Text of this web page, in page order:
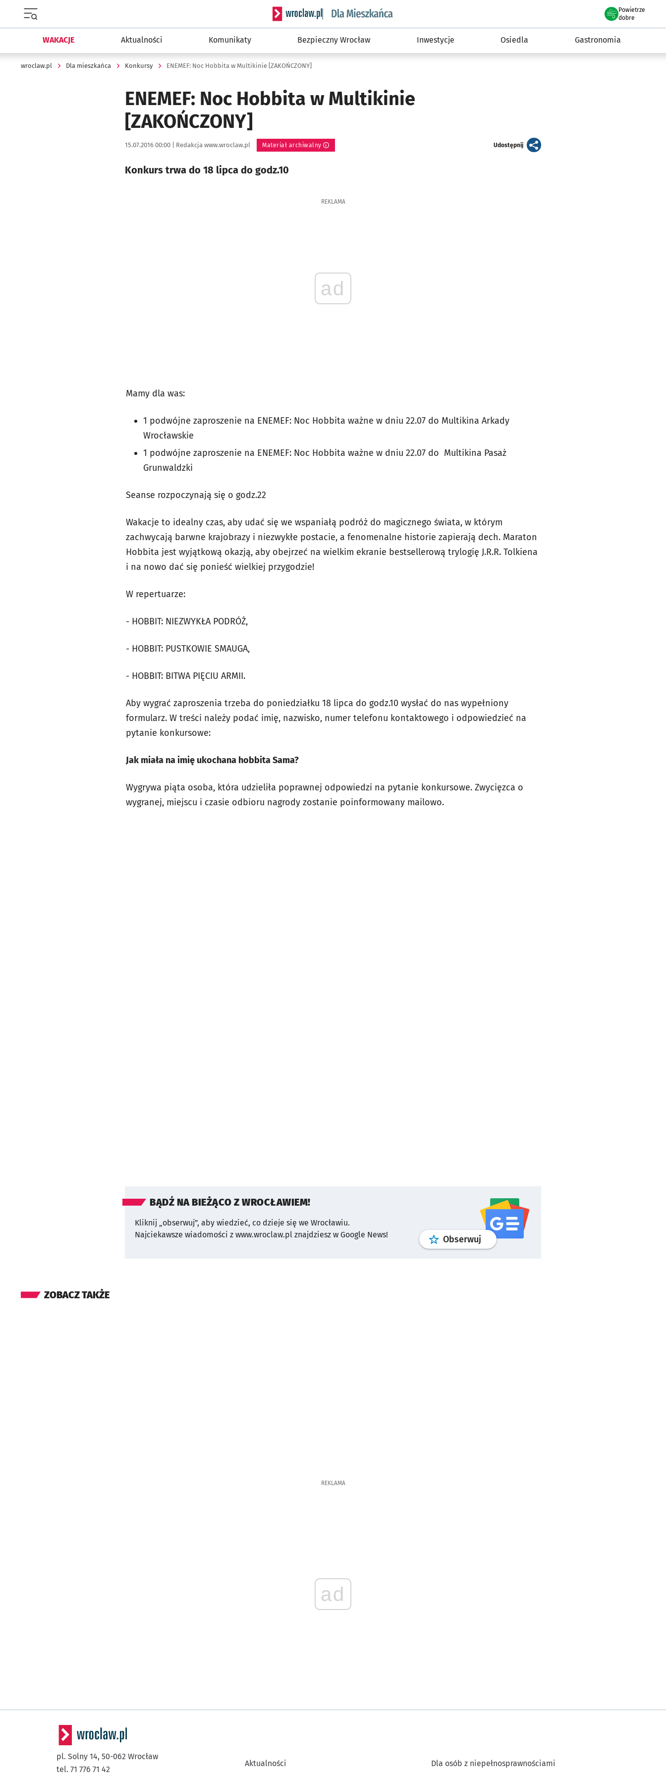
Serwis informacyjny wroclaw.pl podserwis: Dla mieszkańca
Powietrze
we Wrocławiu
dobre
WAKACJE Aktualności Komunikaty Bezpieczny Wrocław Inwestycje Osiedla Gastronomia
wroclaw.pl Dla mieszkańca Konkursy ENEMEF: Noc Hobbita w Multikinie [ZAKOŃCZONY]
ENEMEF: Noc Hobbita w Multikinie
[ZAKOŃCZONY]
Data publikacji:
15.07.2016 00:00 | Autor:
Redakcja www.wroclaw.pl Materiał archiwalny Udostępnijartykuł
Konkurs trwa do 18 lipca do godz.10
REKLAMA
ad
Mamy dla was:
1 podwójne zaproszenie na ENEMEF: Noc Hobbita ważne w dniu 22.07 do Multikina Arkady
Wrocławskie
1 podwójne zaproszenie na ENEMEF: Noc Hobbita ważne w dniu 22.07 do Multikina Pasaż
Grunwaldzki
Seanse rozpoczynają się o godz.22
Wakacje to idealny czas, aby udać się we wspaniałą podróż do magicznego świata, w którym
zachwycają barwne krajobrazy i niezwykłe postacie, a fenomenalne historie zapierają dech. Maraton
Hobbita jest wyjątkową okazją, aby obejrzeć na wielkim ekranie bestsellerową trylogię J.R.R. Tolkiena
i na nowo dać się ponieść wielkiej przygodzie!
W repertuarze:
- HOBBIT: NIEZWYKŁA PODRÓŻ,
- HOBBIT: PUSTKOWIE SMAUGA,
- HOBBIT: BITWA PIĘCIU ARMII.
Aby wygrać zaproszenia trzeba do poniedziałku 18 lipca do godz.10 wysłać do nas wypełniony
formularz. W treści należy podać imię, nazwisko, numer telefonu kontaktowego i odpowiedzieć na
pytanie konkursowe:
Jak miała na imię ukochana hobbita Sama?
Wygrywa piąta osoba, która udzieliła poprawnej odpowiedzi na pytanie konkursowe. Zwycięzca o
wygranej, miejscu i czasie odbioru nagrody zostanie poinformowany mailowo.
BĄDŹ NA BIEŻĄCO Z WROCŁAWIEM!
Kliknij „obserwuj”, aby wiedzieć, co dzieje się we Wrocławiu.
Najciekawsze wiadomości z www.wroclaw.pl znajdziesz w Google News!
Obserwuj profilgoogle news
ZOBACZ TAKŻE
REKLAMA
ad
pl. Solny 14, 50-062 Wrocław
tel. 71 776 71 42
Aktualności Dla osób z niepełnosprawnościami